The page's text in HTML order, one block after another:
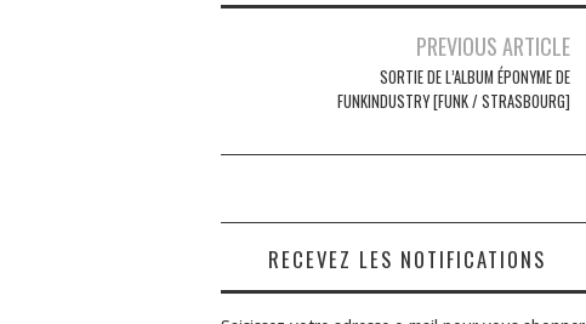
PREVIOUS ARTICLE
SORTIE DE L’ALBUM ÉPONYME DE
FUNKINDUSTRY [FUNK / STRASBOURG]
RECEVEZ LES NOTIFICATIONS